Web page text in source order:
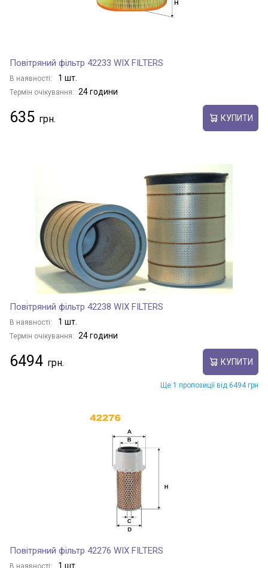
Повітряний фільтр 42233 WIX FILTERS
В наявності: 1 шт.
Термін очікування: 24 години
635 КУПИТИ
Повітряний фільтр 42238 WIX FILTERS
В наявності: 1 шт.
Термін очікування: 24 години
6494 КУПИТИ
Ще 1 пропозиції від 6494 грн
Повітряний фільтр 42276 WIX FILTERS
В наявності: 1 шт.